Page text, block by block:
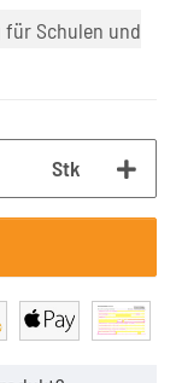
für Schulen und
Stk